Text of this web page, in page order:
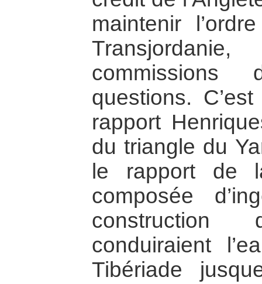
maintenir
commissions
questions.
rapport
du triangle du
le rapport de
composée
conduiraient
Tibériade